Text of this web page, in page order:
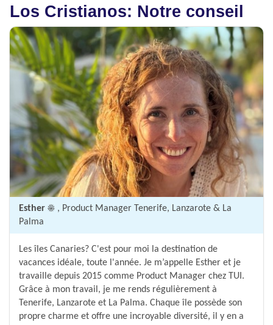
Los Cristianos: Notre conseil
Esther ☀️ , Product Manager Tenerife, Lanzarote & La
Palma
Les îles Canaries? C'est pour moi la destination de
vacances idéale, toute l'année. Je m’appelle Esther et je
travaille depuis 2015 comme Product Manager chez TUI.
Grâce à mon travail, je me rends régulièrement à
Tenerife, Lanzarote et La Palma. Chaque île possède son
propre charme et offre une incroyable diversité, il y en a